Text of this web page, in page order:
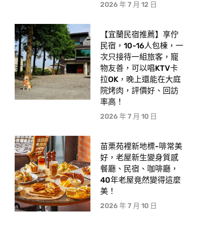
2026 年 7 月 12 日
【宜蘭民宿推薦】享佇
民宿，10-16人包棟，一
次只接待一組旅客，寵
物友善，可以唱KTV卡
拉OK，晚上還能在大庭
院烤肉，評價好、回訪
率高！
2026 年 7 月 10 日
苗栗苑裡新地標-啡常美
好，老屋新生變身質感
餐廳、民宿、咖啡廳，
40年老屋竟然變得這麼
美！
2026 年 7 月 10 日